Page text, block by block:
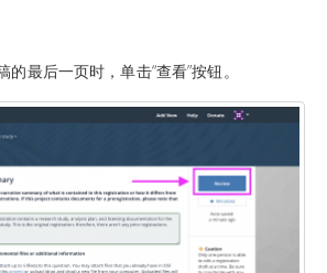
最后一页时，单击“查看”按钮。